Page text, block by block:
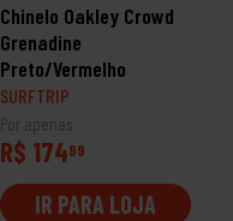
Chinelo Oakley Crowd
Grenadine
Preto/Vermelho
SURFTRIP
Por apenas
R$ 17499
IR PARA LOJA